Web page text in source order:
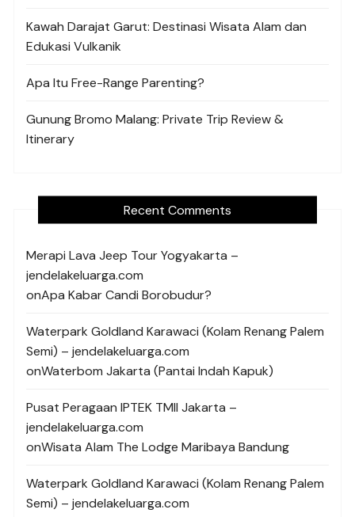
Kawah Darajat Garut: Destinasi Wisata Alam dan
Edukasi Vulkanik
Apa Itu Free-Range Parenting?
Gunung Bromo Malang: Private Trip Review &
Itinerary
Recent Comments
Merapi Lava Jeep Tour Yogyakarta –
jendelakeluarga.com
onApa Kabar Candi Borobudur?
Waterpark Goldland Karawaci (Kolam Renang Palem
Semi) – jendelakeluarga.com
onWaterbom Jakarta (Pantai Indah Kapuk)
Pusat Peragaan IPTEK TMII Jakarta –
jendelakeluarga.com
onWisata Alam The Lodge Maribaya Bandung
Waterpark Goldland Karawaci (Kolam Renang Palem
Semi) – jendelakeluarga.com